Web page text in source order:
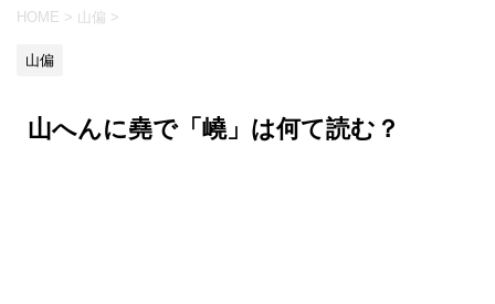
HOME > 山偏 >
山偏
山へんに堯で「嶢」は何て読む？